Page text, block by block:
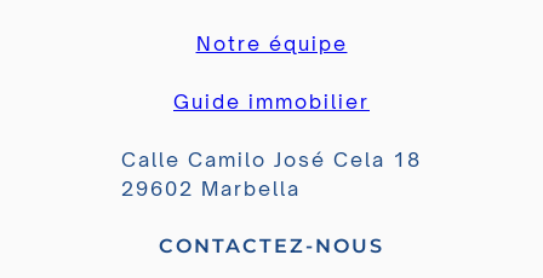
Notre équipe
Guide immobilier
Calle Camilo José Cela 18
29602 Marbella
CONTACTEZ-NOUS